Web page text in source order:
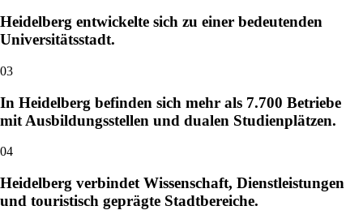
Heidelberg entwickelte sich zu einer bedeutenden
Universitätsstadt.
03
In Heidelberg befinden sich mehr als 7.700 Betriebe
mit Ausbildungsstellen und dualen Studienplätzen.
04
Heidelberg verbindet Wissenschaft, Dienstleistungen
und touristisch geprägte Stadtbereiche.